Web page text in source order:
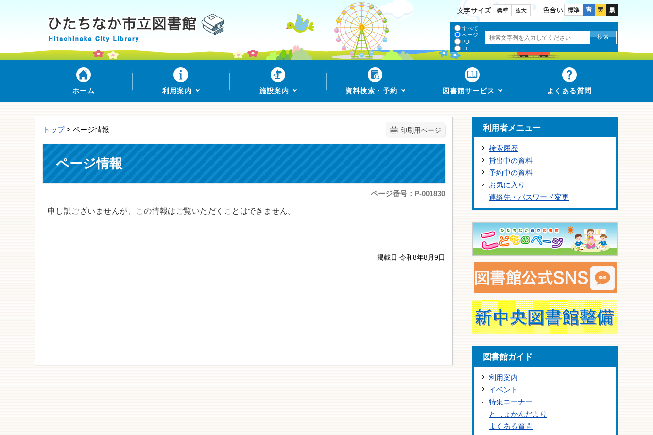
色合い
文字サイズ
すべて
ページ
PDF
ID
ホーム 利用案内 施設案内 資料検索・予約 図書館サービス よくある質問
印刷用ページ
トップ> ページ情報
ページ情報
ページ番号：P-001830
申し訳ございませんが、この情報はご覧いただくことはできません。
掲載日 令和8年8月9日
利用者メニュー
検索履歴
貸出中の資料
予約中の資料
お気に入り
連絡先・パスワード変更
図書館ガイド
利用案内
イベント
特集コーナー
としょかんだより
よくある質問